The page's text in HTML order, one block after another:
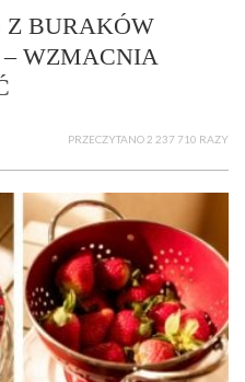
Z BURAKÓW
WZMACNIA
PRZECZYTANO 2 237 710 RAZY